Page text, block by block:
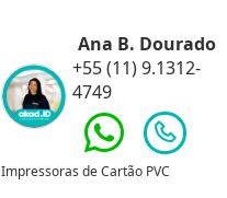
Ana B. Dourado
+55 (11) 9.1312-
4749
Impressoras de Cartão PVC